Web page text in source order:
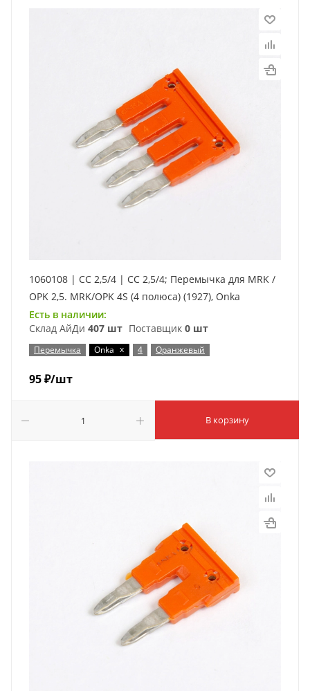
1060108 | CC 2,5/4 | CC 2,5/4; Перемычка для MRK /
OPK 2,5. MRK/OPK 4S (4 полюса) (1927), Onka
Есть в наличии:
Склад АйДи 407 шт Поставщик 0 шт
Перемычка Onka x 4 Оранжевый
95₽/шт
В корзину